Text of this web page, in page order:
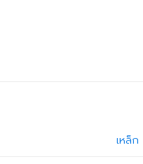
เหล็ก